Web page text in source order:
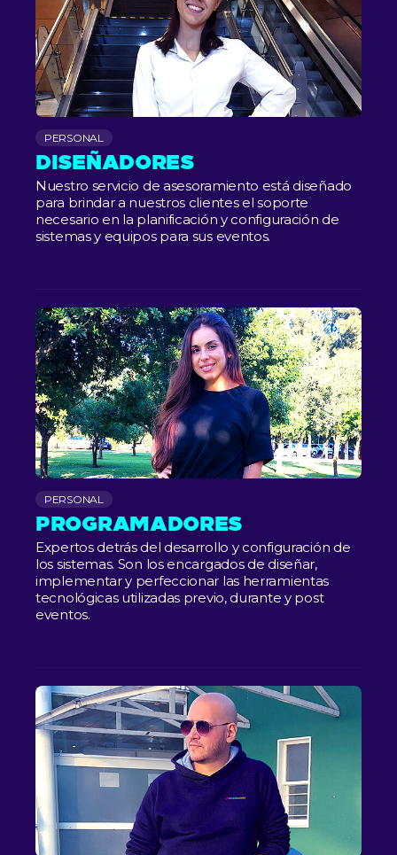
PERSONAL
DISEÑADORES
Nuestro servicio de asesoramiento está diseñado
para brindar a nuestros clientes el soporte
necesario en la planificación y configuración de
sistemas y equipos para sus eventos.
PERSONAL
PROGRAMADORES
Expertos detrás del desarrollo y configuración de
los sistemas. Son los encargados de diseñar,
implementar y perfeccionar las herramientas
tecnológicas utilizadas previo, durante y post
eventos.